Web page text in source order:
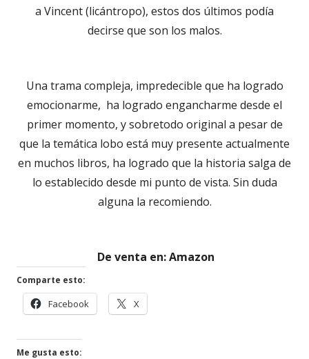
a Vincent (licántropo), estos dos últimos podía
decirse que son los malos.
Una trama compleja, impredecible que ha logrado
emocionarme, ha logrado engancharme desde el
primer momento, y sobretodo original a pesar de
que la temática lobo está muy presente actualmente
en muchos libros, ha logrado que la historia salga de
lo establecido desde mi punto de vista. Sin duda
alguna la recomiendo.
De venta en: Amazon
Comparte esto:
Facebook
en
X
en
Me gusta esto: